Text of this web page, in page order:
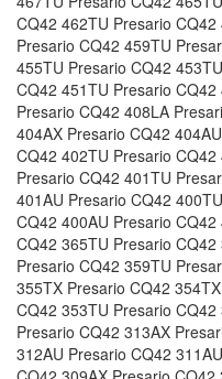
CQ42 462TU Presario
Presario CQ42 459TU
455TU Presario CQ42
CQ42 451TU Presario
Presario CQ42 408LA
404AX Presario CQ42
CQ42 402TU Presario
Presario CQ42 401TU
401AU Presario CQ42
CQ42 400AU Presario
CQ42 365TU Presario
Presario CQ42 359TU
355TX Presario CQ42
CQ42 353TU Presario
Presario CQ42 313AX
312AU Presario CQ42